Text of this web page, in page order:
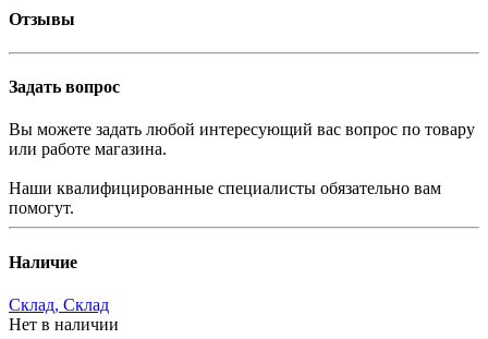
Отзывы
Задать вопрос
Вы можете задать любой интересующий вас вопрос по товару
или работе магазина.
Наши квалифицированные специалисты обязательно вам
помогут.
Наличие
Склад, Склад
Нет в наличии